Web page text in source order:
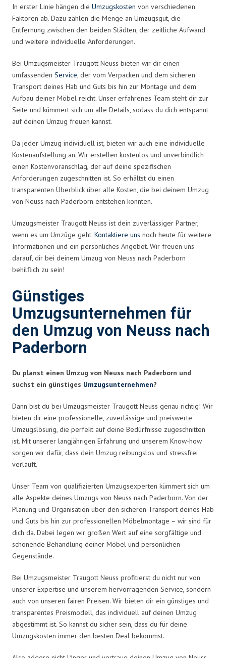
In erster Linie hängen die Umzugskosten von verschiedenen
Faktoren ab. Dazu zählen die Menge an Umzugsgut, die
Entfernung zwischen den beiden Städten, der zeitliche Aufwand
und weitere individuelle Anforderungen.
Bei Umzugsmeister Traugott Neuss bieten wir dir einen
umfassenden Service, der vom Verpacken und dem sicheren
Transport deines Hab und Guts bis hin zur Montage und dem
Aufbau deiner Möbel reicht. Unser erfahrenes Team steht dir zur
Seite und kümmert sich um alle Details, sodass du dich entspannt
auf deinen Umzug freuen kannst.
Da jeder Umzug individuell ist, bieten wir auch eine individuelle
Kostenaufstellung an. Wir erstellen kostenlos und unverbindlich
einen Kostenvoranschlag, der auf deine spezifischen
Anforderungen zugeschnitten ist. So erhältst du einen
transparenten Überblick über alle Kosten, die bei deinem Umzug
von Neuss nach Paderborn entstehen könnten.
Umzugsmeister Traugott Neuss ist dein zuverlässiger Partner,
wenn es um Umzüge geht. Kontaktiere uns noch heute für weitere
Informationen und ein persönliches Angebot. Wir freuen uns
darauf, dir bei deinem Umzug von Neuss nach Paderborn
behilflich zu sein!
Günstiges
Umzugsunternehmen für
den Umzug von Neuss nach
Paderborn
Du planst einen Umzug von Neuss nach Paderborn und
suchst ein günstiges Umzugsunternehmen?
Dann bist du bei Umzugsmeister Traugott Neuss genau richtig! Wir
bieten dir eine professionelle, zuverlässige und preiswerte
Umzugslösung, die perfekt auf deine Bedürfnisse zugeschnitten
ist. Mit unserer langjährigen Erfahrung und unserem Know-how
sorgen wir dafür, dass dein Umzug reibungslos und stressfrei
verläuft.
Unser Team von qualifizierten Umzugsexperten kümmert sich um
alle Aspekte deines Umzugs von Neuss nach Paderborn. Von der
Planung und Organisation über den sicheren Transport deines Hab
und Guts bis hin zur professionellen Möbelmontage – wir sind für
dich da. Dabei legen wir großen Wert auf eine sorgfältige und
schonende Behandlung deiner Möbel und persönlichen
Gegenstände.
Bei Umzugsmeister Traugott Neuss profitierst du nicht nur von
unserer Expertise und unserem hervorragenden Service, sondern
auch von unseren fairen Preisen. Wir bieten dir ein günstiges und
transparentes Preismodell, das individuell auf deinen Umzug
abgestimmt ist. So kannst du sicher sein, dass du für deine
Umzugskosten immer den besten Deal bekommst.